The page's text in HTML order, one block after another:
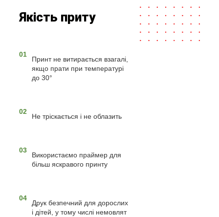
Якість приту
01
Принт не витирається взагалі,
якщо прати при температурі
до 30°
02
Не тріскається і не облазить
03
Використаємо праймер для
більш яскравого принту
04
Друк безпечний для дорослих
і дітей, у тому числі немовлят